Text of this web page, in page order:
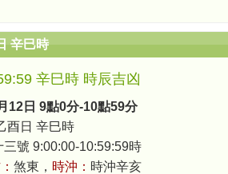
辛巳時
辛巳時 時辰吉凶
12日 9點0分-10點59分
酉日 辛巳時
三號 9:00:00-10:59:59時
煞東， 時沖： 時沖辛亥